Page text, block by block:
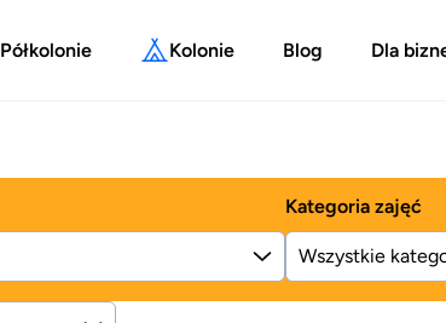
Półkolonie Kolonie Blog Dla
Kategoria zajęć